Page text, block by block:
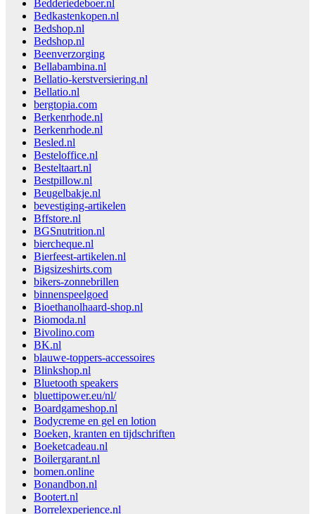
Bedderiedeboer.nl
Bedkastenkopen.nl
Bedshop.nl
Bedshop.nl
Beenverzorging
Bellabambina.nl
Bellatio-kerstversiering.nl
Bellatio.nl
bergtopia.com
Berkenrhode.nl
Berkenrhode.nl
Besled.nl
Besteloffice.nl
Besteltaart.nl
Bestpillow.nl
Beugelbakje.nl
bevestiging-artikelen
Bffstore.nl
BGSnutrition.nl
biercheque.nl
Bierfeest-artikelen.nl
Bigsizeshirts.com
bikers-zonnebrillen
binnenspeelgoed
Bioethanolhaard-shop.nl
Biomoda.nl
Bivolino.com
BK.nl
blauwe-toppers-accessoires
Blinkshop.nl
Bluetooth speakers
bluettipower.eu/nl/
Boardgameshop.nl
Bodycreme en gel en lotion
Boeken, kranten en tijdschriften
Boeketcadeau.nl
Boilergarant.nl
bomen.online
Bonandbon.nl
Bootert.nl
Borrelexperience.nl